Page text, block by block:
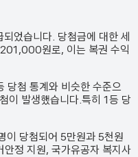
되었습니다. 당첨금에 대한 세
원로, 이는 복권 수익
당첨 통계와 비슷한 수준으
이 발생했습니다. 특히 1등 당
이 당첨되어 5만원과 5천원
정 지원, 국가유공자 복지사